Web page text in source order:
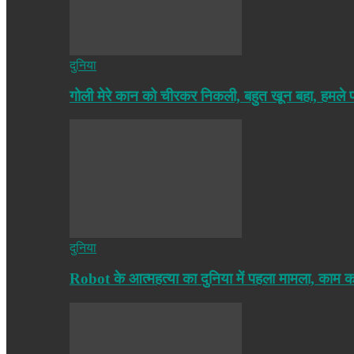
दुनिया
गोली मेरे कान को चीरकर निकली, बहुत खून बहा, हमले
दुनिया
Robot के आत्महत्या का दुनिया में पहला मामला, काम